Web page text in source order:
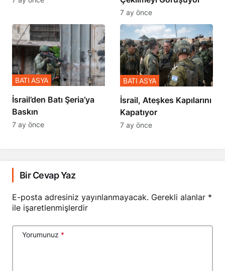
7 ay önce
​​​​​​​İsrail’den Batı Şeria’ya
Baskın
BATI ASYA
7 ay önce
İsrail, Ateşkes Kapılarını
Kapatıyor
BATI ASYA
7 ay önce
Bir Cevap Yaz
E-posta adresiniz yayınlanmayacak. Gerekli alanlar *
ile işaretlenmişlerdir
Yorumunuz *